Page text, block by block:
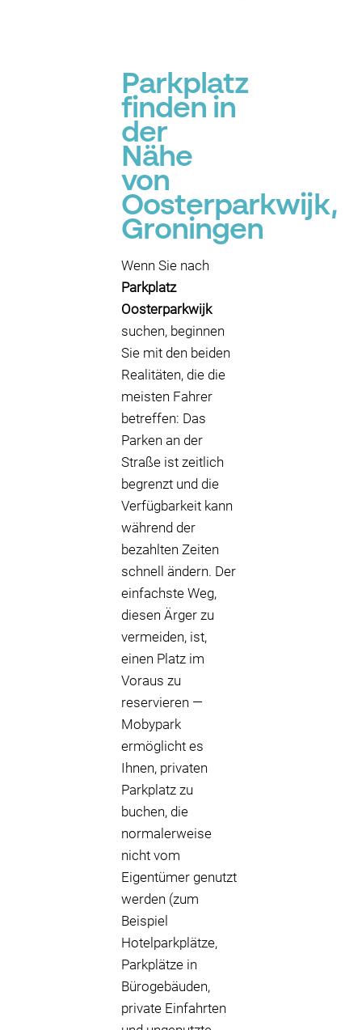
Parkplatz
finden in
der
Nähe
von
Oosterparkwijk,
Groningen
Wenn Sie nach
Parkplatz
Oosterparkwijk
suchen, beginnen
Sie mit den beiden
Realitäten, die die
meisten Fahrer
betreffen: Das
Parken an der
Straße ist zeitlich
begrenzt und die
Verfügbarkeit kann
während der
bezahlten Zeiten
schnell ändern. Der
einfachste Weg,
diesen Ärger zu
vermeiden, ist,
einen Platz im
Voraus zu
reservieren —
Mobypark
ermöglicht es
Ihnen, privaten
Parkplatz zu
buchen, die
normalerweise
nicht vom
Eigentümer genutzt
werden (zum
Beispiel
Hotelparkplätze,
Parkplätze in
Bürogebäuden,
private Einfahrten